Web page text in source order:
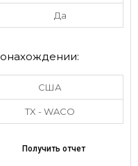
Да
США
TX - WACO
Получить отчет